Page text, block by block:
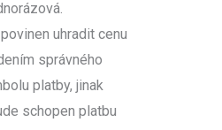
uhradit cenu
správného
platby, jinak
schopen platbu